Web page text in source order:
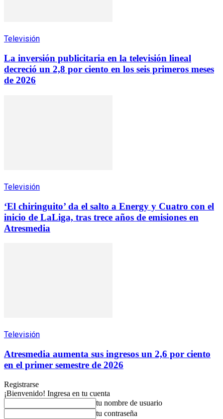
Televisión
La inversión publicitaria en la televisión lineal
decreció un 2,8 por ciento en los seis primeros meses
de 2026
Televisión
‘El chiringuito’ da el salto a Energy y Cuatro con el
inicio de LaLiga, tras trece años de emisiones en
Atresmedia
Televisión
Atresmedia aumenta sus ingresos un 2,6 por ciento
en el primer semestre de 2026
Registrarse
¡Bienvenido! Ingresa en tu cuenta
tu nombre de usuario
tu contraseña